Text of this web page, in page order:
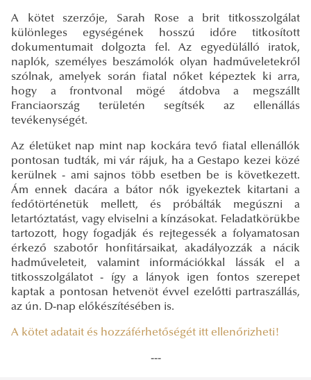
A kötet szerzője, Sarah Rose a brit titkosszolgálat
különleges egységének hosszú időre titkosított
dokumentumait dolgozta fel. Az egyedülálló iratok,
naplók, személyes beszámolók olyan hadműveletekről
szólnak, amelyek során fiatal nőket képeztek ki arra,
hogy a frontvonal mögé átdobva a megszállt
Franciaország területén segítsék az ellenállás
tevékenységét.
Az életüket nap mint nap kockára tevő fiatal ellenállók
pontosan tudták, mi vár rájuk, ha a Gestapo kezei közé
kerülnek - ami sajnos több esetben be is következett.
Ám ennek dacára a bátor nők igyekeztek kitartani a
fedőtörténetük mellett, és próbálták megúszni a
letartóztatást, vagy elviselni a kínzásokat. Feladatkörükbe
tartozott, hogy fogadják és rejtegessék a folyamatosan
érkező szabotőr honfitársaikat, akadályozzák a nácik
hadműveleteit, valamint információkkal lássák el a
titkosszolgálatot - így a lányok igen fontos szerepet
kaptak a pontosan hetvenöt évvel ezelőtti partraszállás,
az ún. D-nap előkészítésében is.
A kötet adatait és hozzáférhetőségét itt ellenőrizheti!
---